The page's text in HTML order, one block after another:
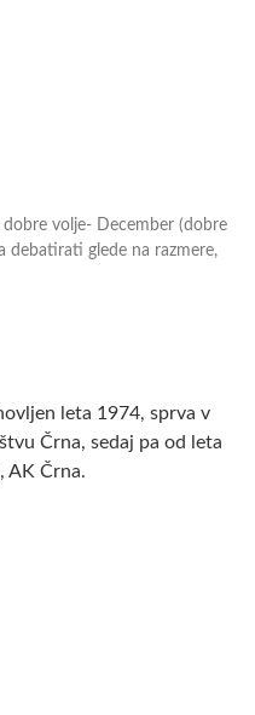
dobre volje- December (dobre
debatirati glede na razmere,
leta 1974, sprva v
Črna, sedaj pa od leta
AK Črna.